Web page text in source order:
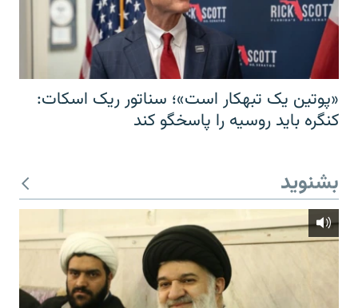
«پوتین یک تبهکار است»؛ سناتور ریک اسکات:
کنگره باید روسیه را پاسخگو کند
بشنوید